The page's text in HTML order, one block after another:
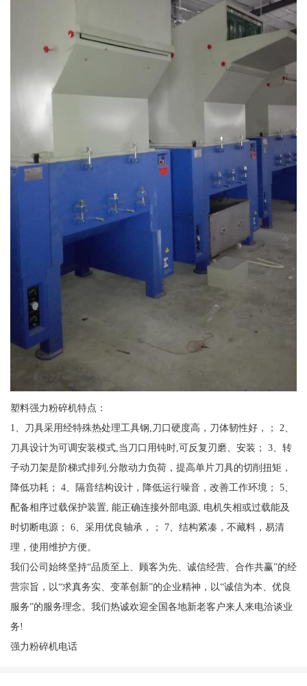
塑料强力粉碎机特点：
1、刀具采用经特殊热处理工具钢,刀口硬度高，刀体韧性好，； 2、
刀具设计为可调安装模式,当刀口用钝时,可反复刃磨、安装； 3、转
子动刀架是阶梯式排列,分散动力负荷，提高单片刀具的切削扭矩，
降低功耗； 4、隔音结构设计，降低运行噪音，改善工作环境； 5、
配备相序过载保护装置, 能正确连接外部电源, 电机失相或过载能及
时切断电源； 6、采用优良轴承，； 7、结构紧凑，不藏料，易清
理，使用维护方便。
我们公司始终坚持“品质至上、顾客为先、诚信经营、合作共赢”的经
营宗旨，以“求真务实、变革创新”的企业精神，以“诚信为本、优良
服务”的服务理念。我们热诚欢迎全国各地新老客户来人来电洽谈业
务!
强力粉碎机电话